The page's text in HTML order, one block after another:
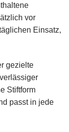
vor
Einsatz,
gezielte
Stiftform
passt in jede